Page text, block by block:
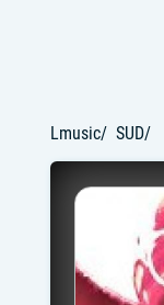
Lmusic SUD